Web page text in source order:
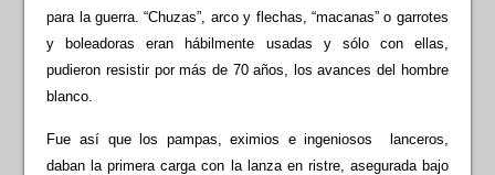
para la guerra. “Chuzas”, arco y flechas, “macanas” o garrotes
y boleadoras eran hábilmente usadas y sólo con ellas,
pudieron resistir por más de 70 años, los avances del hombre
blanco.
Fue así que los pampas, eximios e ingeniosos lanceros,
daban la primera carga con la lanza en ristre, asegurada bajo